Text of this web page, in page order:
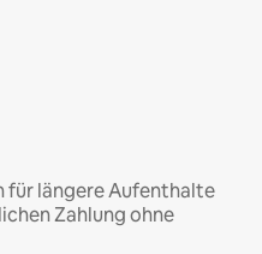
für längere Aufenthalte
Zahlung ohne